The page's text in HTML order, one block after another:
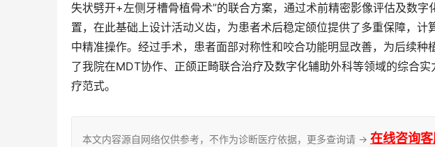
失状劈开+左侧牙槽骨植骨术”的联合方案，通过术前精密影像评估及数
置，在此基础上设计活动义齿，为患者术后稳定颌位提供了多重保障，
中精准操作。经过手术，患者面部对称性和咬合功能明显改善，为后续
了我院在MDT协作、正颌正畸联合治疗及数字化辅助外科等领域的综合
疗范式。
本文内容源自网络仅供参考，不作为诊断医疗依据，更多查询请 → 在线咨询